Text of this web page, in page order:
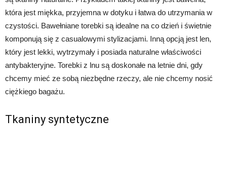
która jest miękka, przyjemna w dotyku i łatwa do utrzymania w
czystości. Bawełniane torebki są idealne na co dzień i świetnie
komponują się z casualowymi stylizacjami. Inną opcją jest len,
który jest lekki, wytrzymały i posiada naturalne właściwości
antybakteryjne. Torebki z lnu są doskonałe na letnie dni, gdy
chcemy mieć ze sobą niezbędne rzeczy, ale nie chcemy nosić
ciężkiego bagażu.
Tkaniny syntetyczne